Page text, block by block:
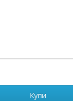
Купи